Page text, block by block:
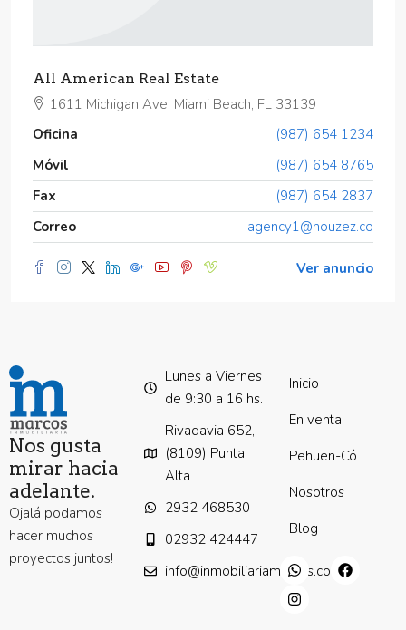
All American Real Estate
1611 Michigan Ave, Miami Beach, FL 33139
Oficina
(987) 654 1234
Móvil
(987) 654 8765
Fax
(987) 654 2837
Correo
agency1@houzez.co
Ver anuncio
Nos gusta
mirar hacia
adelante.
Ojalá podamos
hacer muchos
proyectos juntos!
Lunes a Viernes
de 9:30 a 16 hs.
Rivadavia 652,
(8109) Punta
Alta
2932 468530
02932 424447
info@inmobiliariamarcos.com.ar
Inicio
En venta
Pehuen-Có
Nosotros
Blog